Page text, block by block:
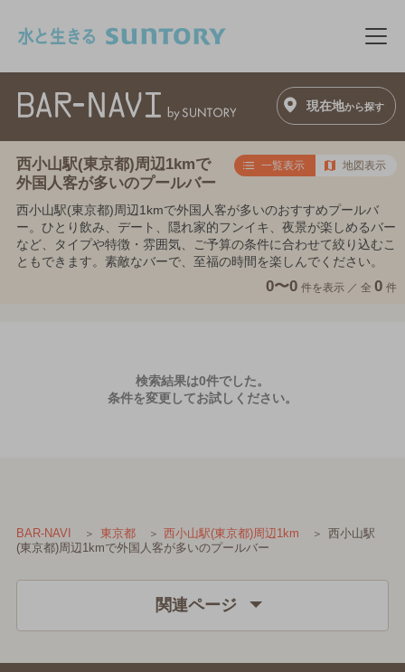
メ
現在地から探す
西小山駅(東京都)周辺1kmで
外国人客が多いのプールバー
一覧表示 地図表示
西小山駅(東京都)周辺1kmで外国人客が多いのおすすめプールバ
ー。ひとり飲み、デート、隠れ家的フンイキ、夜景が楽しめるバー
など、タイプや特徴・雰囲気、ご予算の条件に合わせて絞り込むこ
ともできます。素敵なバーで、至福の時間を楽しんでください。
0〜0 件を表示 ／ 全 0 件
検索結果は0件でした。
条件を変更してお試しください。
BAR-NAVI 東京都 西小山駅(東京都)周辺1km
西小山駅
(東京都)周辺1kmで外国人客が多いのプールバー
関連ページ